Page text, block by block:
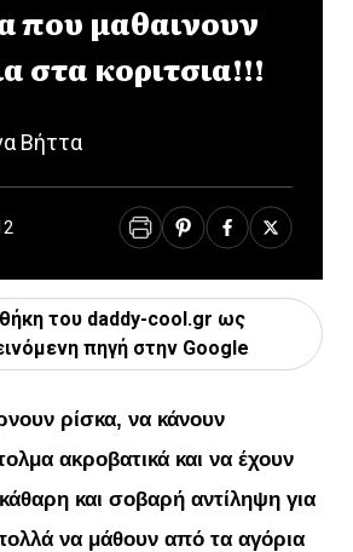
που μαθαινουν
στα κοριτσια!!!
Βήττα
του daddy-cool.gr ως
πηγή στην Google
ρίσκα, να κάνουν
ακροβατικά και να έχουν
και σοβαρή αντίληψη για
να μάθουν από τα αγόρια